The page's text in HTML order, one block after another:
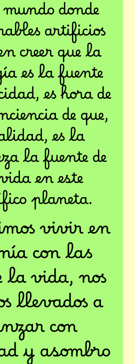
donde
artificios
creer que la
es la fuente
es hora de
de que,
es la
la fuente de
en este
planeta.
vivir en
con las
la vida, nos
llevados a
con
y asombro